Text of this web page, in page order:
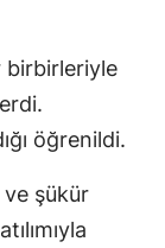
birbirleriyle
öğrenildi.
ve şükür